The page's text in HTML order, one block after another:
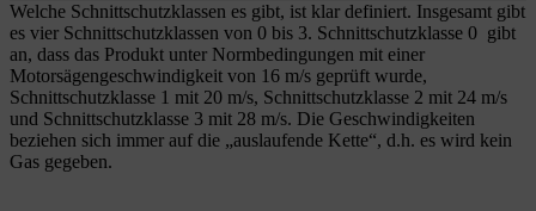
Welche Schnittschutzklassen es gibt, ist klar definiert. Insgesamt gibt
es vier Schnittschutzklassen von 0 bis 3. Schnittschutzklasse 0 gibt
an, dass das Produkt unter Normbedingungen mit einer
Motorsägengeschwindigkeit von 16 m/s geprüft wurde,
Schnittschutzklasse 1 mit 20 m/s, Schnittschutzklasse 2 mit 24 m/s
und Schnittschutzklasse 3 mit 28 m/s. Die Geschwindigkeiten
beziehen sich immer auf die „auslaufende Kette“, d.h. es wird kein
Gas gegeben.